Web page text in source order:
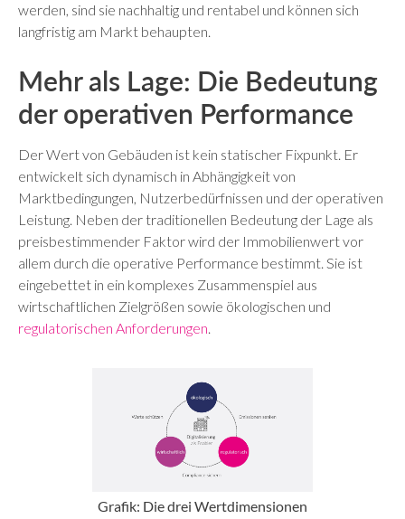
werden, sind sie nachhaltig und rentabel und können sich
langfristig am Markt behaupten.
Mehr als Lage: Die Bedeutung
der operativen Performance
Der Wert von Gebäuden ist kein statischer Fixpunkt. Er
entwickelt sich dynamisch in Abhängigkeit von
Marktbedingungen, Nutzerbedürfnissen und der operativen
Leistung. Neben der traditionellen Bedeutung der Lage als
preisbestimmender Faktor wird der Immobilienwert vor
allem durch die operative Performance bestimmt. Sie ist
eingebettet in ein komplexes Zusammenspiel aus
wirtschaftlichen Zielgrößen sowie ökologischen und
regulatorischen Anforderungen.
Grafik: Die drei Wertdimensionen